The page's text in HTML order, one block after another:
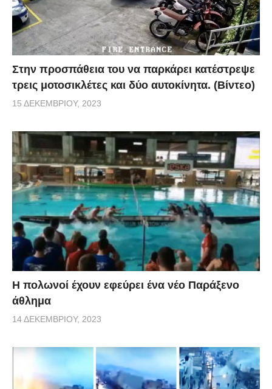
Στην προσπάθεια του να παρκάρει κατέστρεψε
τρεις μοτοσικλέτες και δύο αυτοκίνητα. (Βίντεο)
15 ΔΕΚΕΜΒΡΊΟΥ, 2023
Η πολωνοί έχουν εφεύρει ένα νέο Παράξενο
άθλημα
14 ΔΕΚΕΜΒΡΊΟΥ, 2023